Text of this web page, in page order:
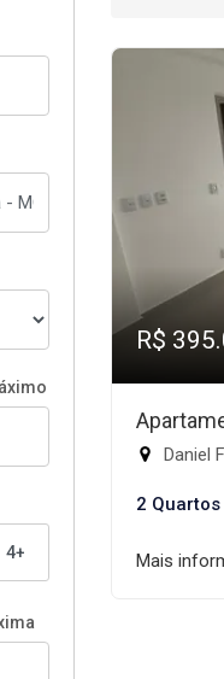
4+
R$
Daniel
2 Quartos
Mais